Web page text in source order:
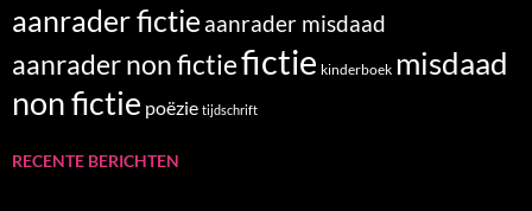
aanrader fictie aanrader misdaad
aanrader non fictiefictie kinderboek misdaad
non fictie poëzie tijdschrift
RECENTE BERICHTEN